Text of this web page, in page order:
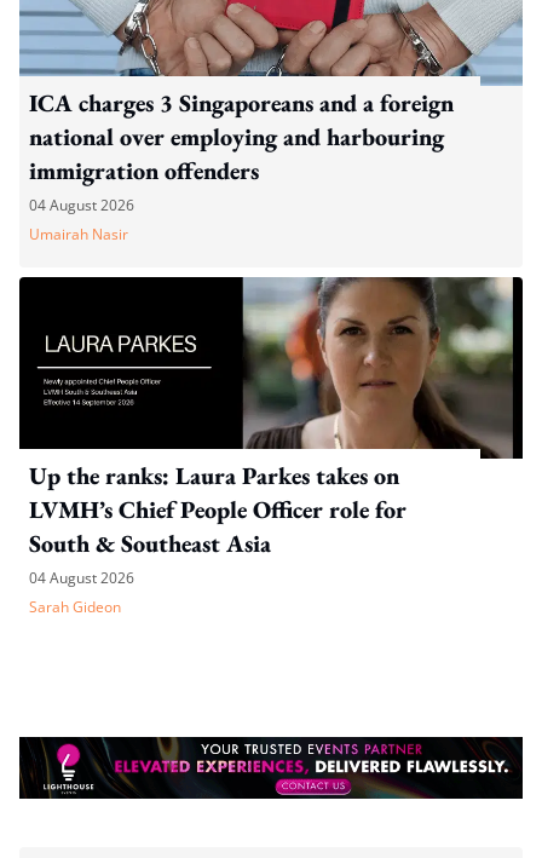
ICA charges 3 Singaporeans and a foreign
national over employing and harbouring
immigration offenders
04 August 2026
Umairah Nasir
Up the ranks: Laura Parkes takes on
LVMH’s Chief People Officer role for
South & Southeast Asia
04 August 2026
Sarah Gideon